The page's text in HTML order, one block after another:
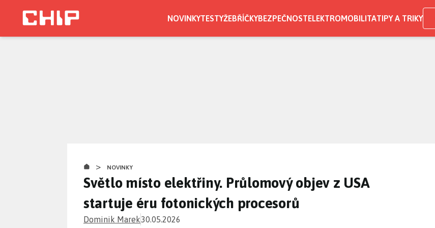
NOVINKYTESTYŽEBŘÍČKYBEZPEČNOSTELEKTROMOBILITATIPY A TRIKY
> NOVINKY
Světlo místo elektřiny. Průlomový objev z USA
startuje éru fotonických procesorů
Dominik Marek30.05.2026